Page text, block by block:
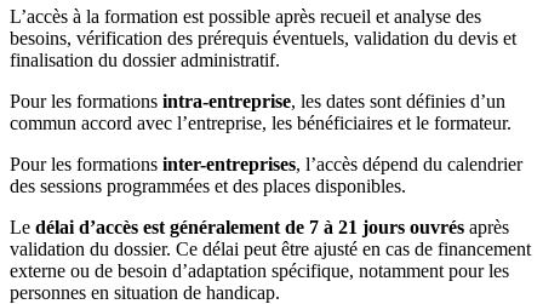
L’accès à la formation est possible après recueil et analyse des
besoins, vérification des prérequis éventuels, validation du devis et
finalisation du dossier administratif.
Pour les formations intra-entreprise, les dates sont définies d’un
commun accord avec l’entreprise, les bénéficiaires et le formateur.
Pour les formations inter-entreprises, l’accès dépend du calendrier
des sessions programmées et des places disponibles.
Le délai d’accès est généralement de 7 à 21 jours ouvrés après
validation du dossier. Ce délai peut être ajusté en cas de financement
externe ou de besoin d’adaptation spécifique, notamment pour les
personnes en situation de handicap.